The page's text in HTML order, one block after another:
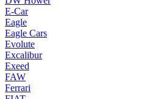
E-Car
Eagle
Eagle Cars
Evolute
Excalibur
Exeed
FAW
Ferrari